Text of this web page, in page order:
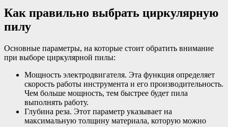
Как правильно выбрать циркулярную
пилу
Основные параметры, на которые стоит обратить внимание
при выборе циркулярной пилы:
Мощность электродвигателя. Эта функция определяет
скорость работы инструмента и его производительность.
Чем больше мощность, тем быстрее будет пила
выполнять работу.
Глубина реза. Этот параметр указывает на
максимальную толщину материала, которую можно